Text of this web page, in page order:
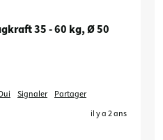
35 - 60 kg, Ø 50
Signaler
Partager
il y a 2 ans